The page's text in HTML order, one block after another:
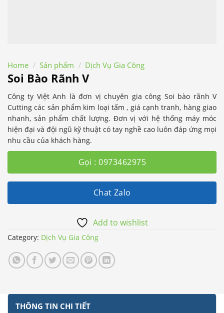
Home / Sản phẩm / Dịch Vụ Gia Công
Soi Bào Rãnh V
Công ty Việt Anh là đơn vị chuyên gia công Soi bào rãnh V
Cutting các sản phẩm kim loại tấm , giá cạnh tranh, hàng giao
nhanh, sản phẩm chất lượng. Đơn vị với hệ thống máy móc
hiện đại và đội ngũ kỹ thuật có tay nghề cao luôn đáp ứng mọi
nhu cầu của khách hàng.
Gọi : 0973462975
Chat Zalo
Add to wishlist
Category: Dịch Vụ Gia Công
THÔNG TIN CHI TIẾT